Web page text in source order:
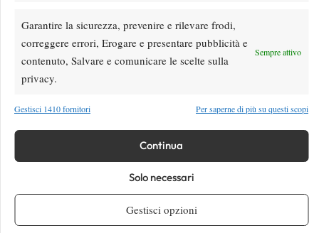
Garantire la sicurezza, prevenire e rilevare frodi,
correggere errori, Erogare e presentare pubblicità e
contenuto, Salvare e comunicare le scelte sulla
privacy.
Sempre attivo
Gestisci 1410 fornitori Per saperne di più su questi scopi
Continua
Solo necessari
Gestisci opzioni
pensa Darderi a rappresentare gli azzurri in…
Tancredi Crepax8 Agosto 2026